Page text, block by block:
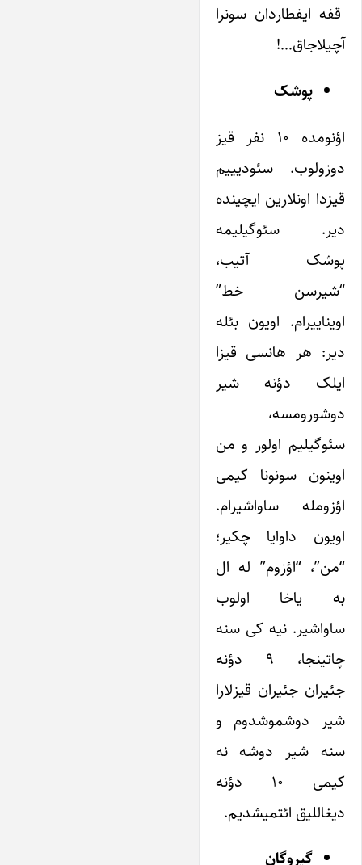
قفه ایفطاردان سونرا
آچیلاجاق…!
پوشک
اؤنومده ۱۰ نفر قیز
دوزولوب. سئودیییم
قیزدا اونلارین ایچینده
دیر. سئوگیلیمه
پوشک آتیب،
“شیرسن خط”
اویناییرام. اویون بئله
دیر: هر هانسی قیزا
ایلک دؤنه شیر
دوشورومسه،
سئوگیلیم اولور و من
اوینون سونونا کیمی
اؤزومله ساواشیرام.
اویون داوایا چکیر؛
“من”، “اؤزوم” له ال
به یاخا اولوب
ساواشیر. نیه کی سنه
چاتینجا، ۹ دؤنه
جئیران جئیران قیزلارا
شیر دوشموشدوم و
سنه شیر دوشه نه
کیمی ۱۰ دؤنه
دیغاللیق ائتمیشدیم.
گیروگان